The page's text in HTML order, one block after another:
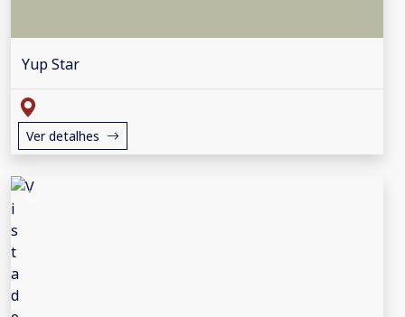
Yup Star
Ver detalhes